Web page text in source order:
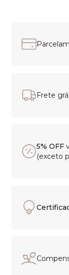
Frete
5% OFF
(exceto